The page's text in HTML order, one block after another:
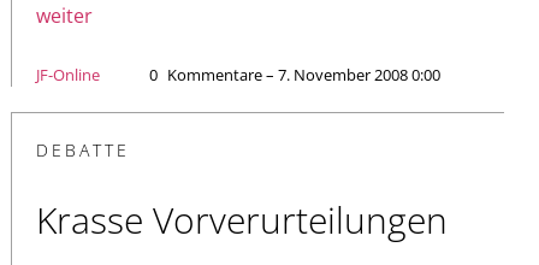
weiter
JF-Online 0 Kommentare – 7. November 2008 0:00
DEBATTE
Krasse Vorverurteilungen